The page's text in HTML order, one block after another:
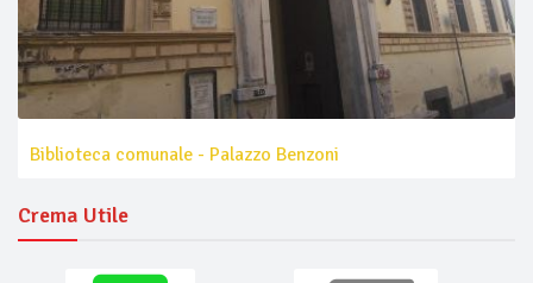
Biblioteca comunale - Palazzo Benzoni
Crema Utile